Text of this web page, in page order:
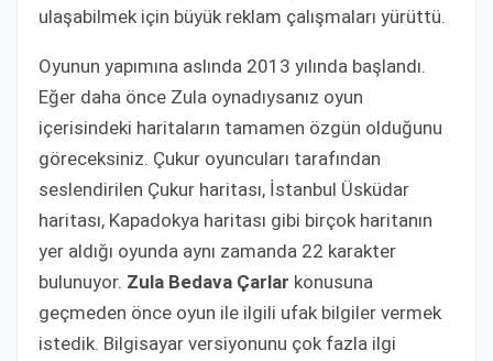
ulaşabilmek için büyük reklam çalışmaları yürüttü.
Oyunun yapımına aslında 2013 yılında başlandı.
Eğer daha önce Zula oynadıysanız oyun
içerisindeki haritaların tamamen özgün olduğunu
göreceksiniz. Çukur oyuncuları tarafından
seslendirilen Çukur haritası, İstanbul Üsküdar
haritası, Kapadokya haritası gibi birçok haritanın
yer aldığı oyunda aynı zamanda 22 karakter
bulunuyor. Zula Bedava Çarlar konusuna
geçmeden önce oyun ile ilgili ufak bilgiler vermek
istedik. Bilgisayar versiyonunu çok fazla ilgi